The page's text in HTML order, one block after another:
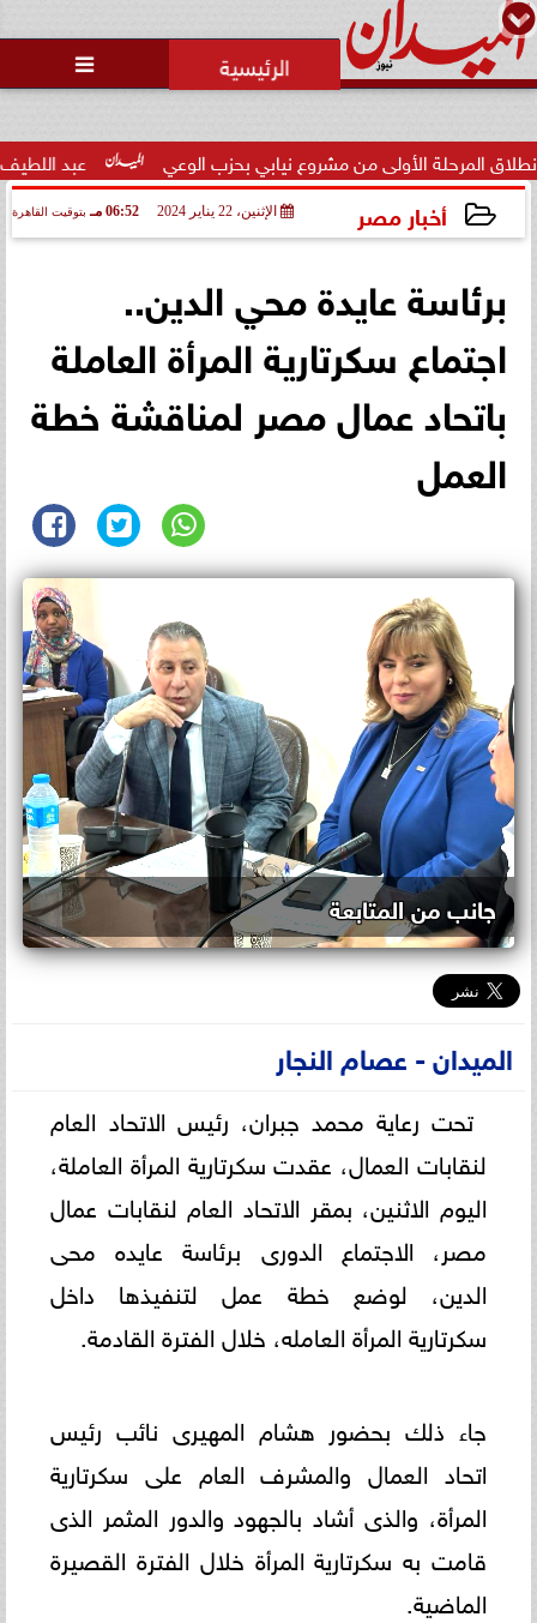

عبد اللطيف حامد: الأولى من مشروع نيابي بحزب الوعي
أخبار مصر الإثنين، 22 يناير 2024 06:52 مـ بتوقيت القاهرة
برئاسة عايدة محي الدين..
اجتماع سكرتارية المرأة العاملة
باتحاد عمال مصر لمناقشة خطة
العمل
جانب من المتابعة
الميدان - عصام النجار
تحت رعاية محمد جبران، رئيس الاتحاد العام
لنقابات العمال، عقدت سكرتارية المرأة العاملة،
اليوم الاثنين، بمقر الاتحاد العام لنقابات عمال
مصر، الاجتماع الدورى برئاسة عايده محى
الدين، لوضع خطة عمل لتنفيذها داخل
سكرتارية المرأة العامله، خلال الفترة القادمة.
جاء ذلك بحضور هشام المهيرى نائب رئيس
اتحاد العمال والمشرف العام على سكرتارية
المرأة، والذى أشاد بالجهود والدور المثمر الذى
قامت به سكرتارية المرأة خلال الفترة القصيرة
الماضية.